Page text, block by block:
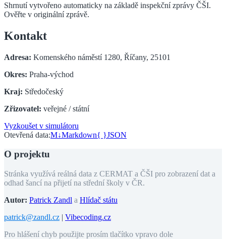
Shrnutí vytvořeno automaticky na základě inspekční zprávy ČŠI.
Ověřte v originální zprávě.
Kontakt
Adresa: Komenského náměstí 1280, Říčany, 25101
Okres: Praha-východ
Kraj: Středočeský
Zřizovatel: veřejné / státní
Vyzkoušet v simulátoru
Otevřená data:M↓Markdown{ }JSON
O projektu
Stránka využívá reálná data z CERMAT a ČŠI pro zobrazení dat a
odhad šancí na přijetí na střední školy v ČR.
Autor: Patrick Zandl a Hlídač státu
patrick@zandl.cz | Vibecoding.cz
Pro hlášení chyb použijte prosím tlačítko vpravo dole